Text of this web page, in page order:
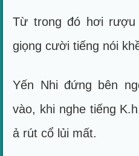
Từ trong đó hơi rượu
giọng cười tiếng nói
Yến Nhi đứng bên
vào, khi nghe tiếng
ả rút cổ lủi mất.